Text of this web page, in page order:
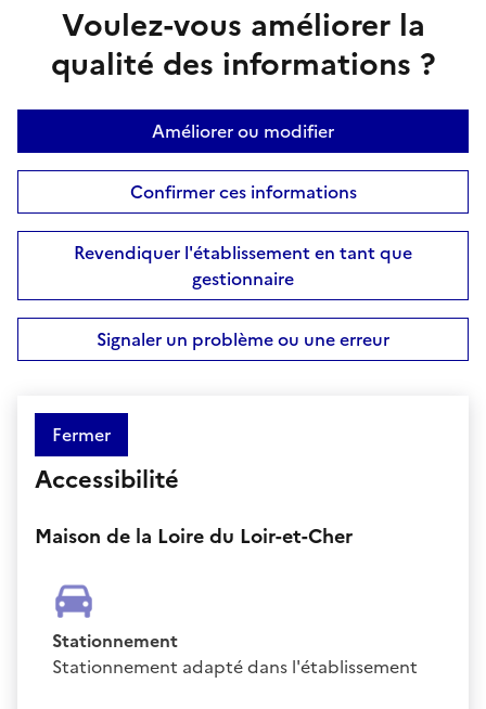
Voulez-vous améliorer la
qualité des informations ?
Améliorer ou modifier
Confirmer ces informations
Revendiquer l'établissement en tant que
gestionnaire
Signaler un problème ou une erreur
Fermer
Accessibilité
Maison de la Loire du Loir-et-Cher
Stationnement
Stationnement adapté dans l'établissement